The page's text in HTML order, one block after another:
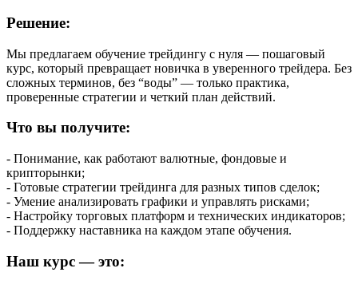
Решение:
Мы предлагаем обучение трейдингу с нуля — пошаговый
курс, который превращает новичка в уверенного трейдера. Без
сложных терминов, без “воды” — только практика,
проверенные стратегии и четкий план действий.
Что вы получите:
- Понимание, как работают валютные, фондовые и
крипторынки;
- Готовые стратегии трейдинга для разных типов сделок;
- Умение анализировать графики и управлять рисками;
- Настройку торговых платформ и технических индикаторов;
- Поддержку наставника на каждом этапе обучения.
Наш курс — это: